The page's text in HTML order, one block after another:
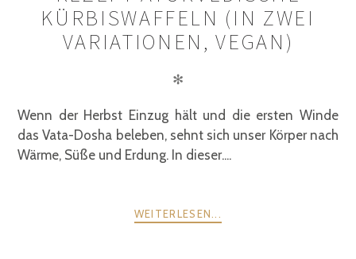
KÜRBISWAFFELN (IN ZWEI
VARIATIONEN, VEGAN)
✻
Wenn der Herbst Einzug hält und die ersten Winde
das Vata-Dosha beleben, sehnt sich unser Körper nach
Wärme, Süße und Erdung. In dieser....
WEITERLESEN...